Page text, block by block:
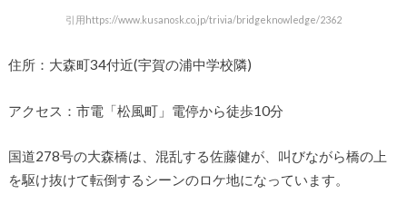
引用https://www.kusanosk.co.jp/trivia/bridgeknowledge/2362
住所：大森町34付近(宇賀の浦中学校隣)
アクセス：市電「松風町」電停から徒歩10分
国道278号の大森橋は、混乱する佐藤健が、叫びながら橋の上
を駆け抜けて転倒するシーンのロケ地になっています。